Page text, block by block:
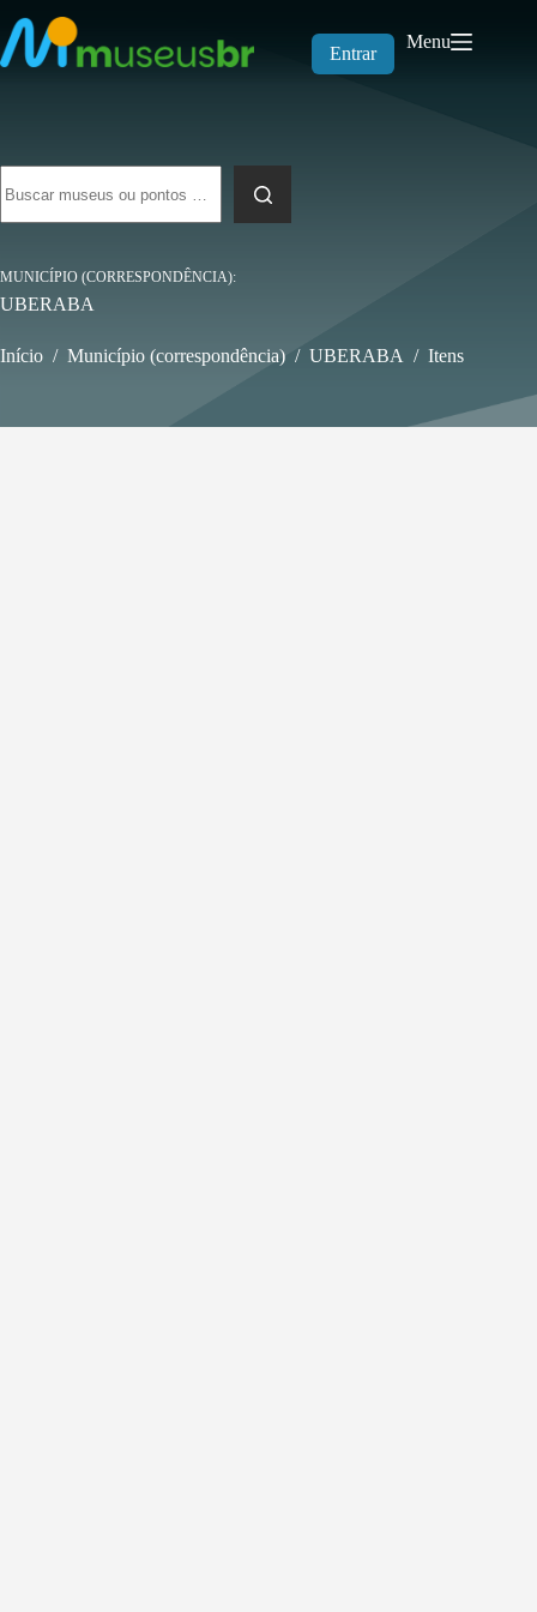
para
o
conteúdo
Entrar
Menu
resultados
MUNICÍPIO (CORRESPONDÊNCIA)
UBERABA
Início / Município (correspondência) / UBERABA / Itens